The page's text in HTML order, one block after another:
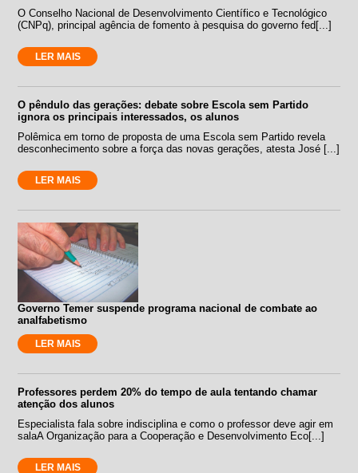
O Conselho Nacional de Desenvolvimento Científico e Tecnológico
(CNPq), principal agência de fomento à pesquisa do governo fed[...]
LER MAIS
O pêndulo das gerações: debate sobre Escola sem Partido
ignora os principais interessados, os alunos
Polêmica em torno de proposta de uma Escola sem Partido revela
desconhecimento sobre a força das novas gerações, atesta José [...]
LER MAIS
Governo Temer suspende programa nacional de combate ao
analfabetismo
LER MAIS
Professores perdem 20% do tempo de aula tentando chamar
atenção dos alunos
Especialista fala sobre indisciplina e como o professor deve agir em
salaA Organização para a Cooperação e Desenvolvimento Eco[...]
LER MAIS